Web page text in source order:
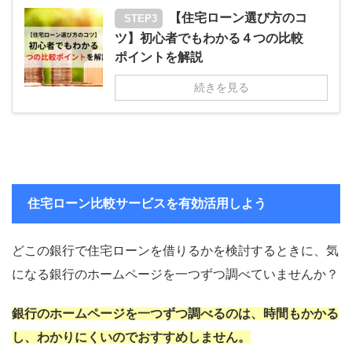
STEP3
【住宅ローン選び方のコ
ツ】初心者でもわかる４つの比較
ポイントを解説
続きを見る
住宅ローン比較サービスを有効活用しよう
どこの銀行で住宅ローンを借りるかを検討するときに、気
になる銀行のホームページを一つずつ調べていませんか？
銀行のホームページを一つずつ調べるのは、時間もかかる
し、わかりにくいのでおすすめしません。